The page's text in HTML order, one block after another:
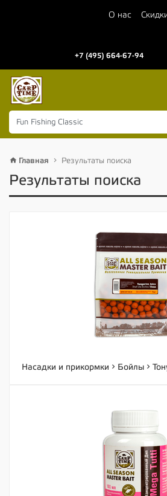
О нас
+7 (495) 664-67-94
Главная Результаты поиска
Результаты поиска
Насадки и прикормки Бойлы